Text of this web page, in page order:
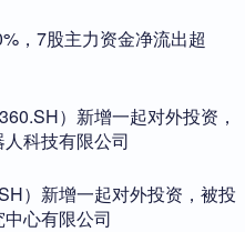
，7股主力资金净流出超
）新增一起对外投资，
科技有限公司
）新增一起对外投资，被投
心有限公司